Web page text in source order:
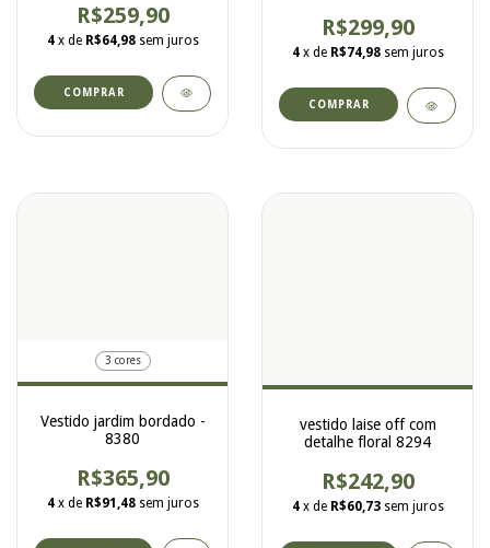
R$259,90
4 x de R$64,98 sem juros
COMPRAR
R$299,90
4 x de R$74,98 sem juros
COMPRAR
3 cores
Vestido jardim bordado -
8380
R$365,90
4 x de R$91,48 sem juros
vestido laise off com
detalhe floral 8294
R$242,90
4 x de R$60,73 sem juros